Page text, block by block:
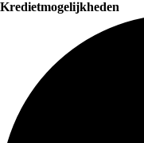
Kredietmogelijkheden